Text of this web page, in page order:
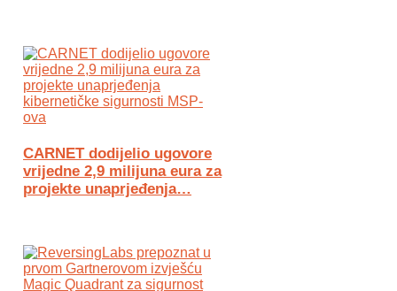
CARNET dodijelio ugovore
vrijedne 2,9 milijuna eura za
projekte unaprjeđenja…